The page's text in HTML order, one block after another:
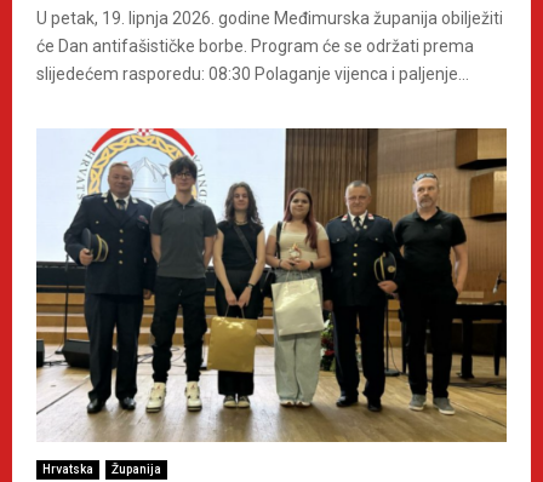
U petak, 19. lipnja 2026. godine Međimurska županija obilježiti
će Dan antifašističke borbe. Program će se održati prema
slijedećem rasporedu: 08:30 Polaganje vijenca i paljenje...
Hrvatska Županija